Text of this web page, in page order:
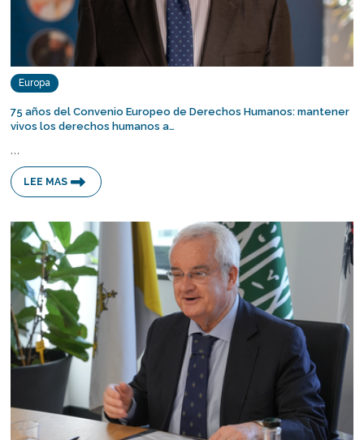
Europa
75 años del Convenio Europeo de Derechos Humanos: mantener
vivos los derechos humanos a…
…
LEE MAS